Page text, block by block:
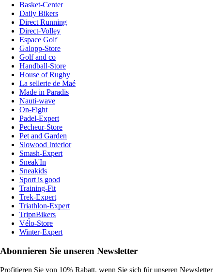
Basket-Center
Daily Bikers
Direct Running
Direct-Volley
Espace Golf
Galopp-Store
Golf and co
Handball-Store
House of Rugby
La sellerie de Maé
Made in Paradis
Nauti-wave
On-Fight
Padel-Expert
Pecheur-Store
Pet and Garden
Slowood Interior
Smash-Expert
Sneak'In
Sneakids
Sport is good
Training-Fit
Trek-Expert
Triathlon-Expert
TripnBikers
Vélo-Store
Winter-Expert
Abonnieren Sie unseren Newsletter
Profitieren Sie von 10% Rabatt, wenn Sie sich für unseren Newsletter